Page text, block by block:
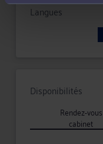
Langues
Disponibilités
Rendez-vous
cabinet